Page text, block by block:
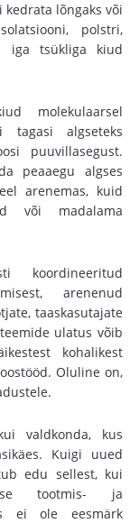
lõngaks või
polstri,
iga tsükliga kiud
molekulaarsel
algseteks
puuvillasegust.
peaaegu algses
arenemas, kuid
või madalama
koordineeritud
arenenud
taaskasutajate
ulatus võib
kohalikest
Oluline on,
valdkonda, kus
Kuigi uued
edu sellest, kui
tootmis- ja
ei ole eesmärk